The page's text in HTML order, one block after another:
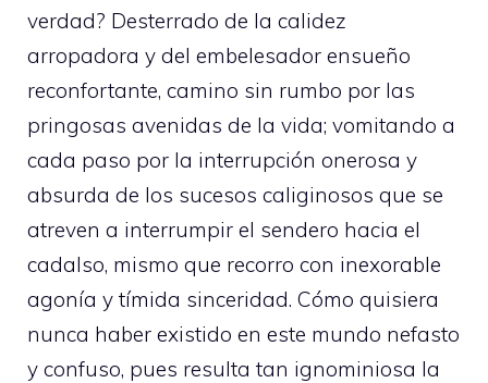
verdad? Desterrado de la calidez
arropadora y del embelesador ensueño
reconfortante, camino sin rumbo por las
pringosas avenidas de la vida; vomitando a
cada paso por la interrupción onerosa y
absurda de los sucesos caliginosos que se
atreven a interrumpir el sendero hacia el
cadalso, mismo que recorro con inexorable
agonía y tímida sinceridad. Cómo quisiera
nunca haber existido en este mundo nefasto
y confuso, pues resulta tan ignominiosa la